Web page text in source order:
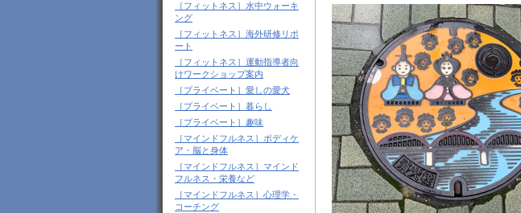
［フィットネス］水中ウォーキ
ング
［フィットネス］海外研修リポ
ート
［フィットネス］運動指導者向
けワークショップ案内
［プライベート］愛しの愛犬
［プライベート］暮らし
［プライベート］趣味
［マインドフルネス］ボディケ
ア・脳と身体
［マインドフルネス］マインド
フルネス・栄養など
［マインドフルネス］心理学・
コーチング